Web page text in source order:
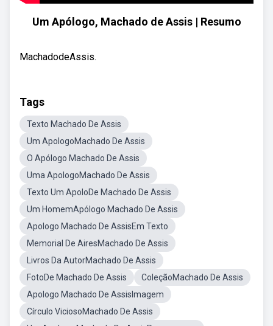
Um Apólogo, Machado de Assis | Resumo
MachadodeAssis.
Tags
Texto Machado De Assis
Um ApologoMachado De Assis
O Apólogo Machado De Assis
Uma ApologoMachado De Assis
Texto Um ApoloDe Machado De Assis
Um HomemApólogo Machado De Assis
Apologo Machado De AssisEm Texto
Memorial De AiresMachado De Assis
Livros Da AutorMachado De Assis
FotoDe Machado De Assis
ColeçãoMachado De Assis
Apologo Machado De AssisImagem
Círculo ViciosoMachado De Assis